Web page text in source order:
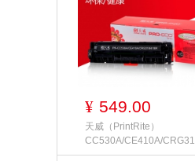
¥ 549.00
天威（PrintRite）
CC530A/CE410A/CRG31